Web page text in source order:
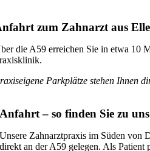
zum Zahnarzt aus
die A59 erreichen Sie in etwa 10
Parkplätze stehen Ihnen
Anfahrt – so finden Sie zu uns
Unsere Zahnarztpraxis im Süden von
direkt an der A59 gelegen. Als Patient